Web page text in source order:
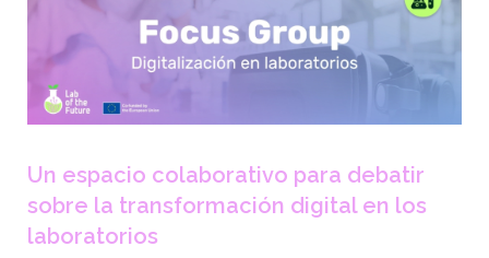
Un espacio colaborativo para debatir
sobre la transformación digital en los
laboratorios